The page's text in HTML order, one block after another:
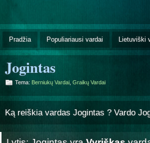
Pradžia Populiariausi vardai Lietuviški
Jogintas
Tema: Berniukų Vardai Graikų Vardai
Ką reiškia vardas Jogintas ? Vardo